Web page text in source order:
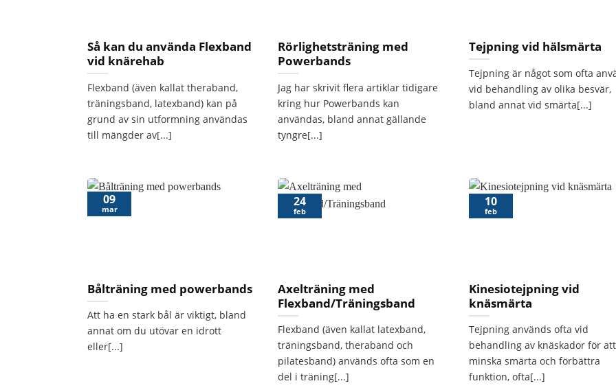
Så kan du använda Flexband
vid knärehab
Flexband (även kallat theraband,
träningsband, latexband) kan på
grund av sin utformning användas
till mängder av[...]
Rörlighetsträning med
Powerbands
Jag har skrivit flera artiklar tidigare
kring hur Powerbands kan
användas, bland annat gällande
tyngre[...]
Tejpning vid hälsmärta
Tejpning är något som ofta
vid behandling av olika besvär,
bland annat vid smärta[...]
Bålträning med powerbands
Att ha en stark bål är viktigt, bland
annat om du utövar en idrott
eller[...]
09
mar
Axelträning med
Flexband/Träningsband
Flexband (även kallat latexband,
träningsband, theraband och
pilatesband) används ofta som en
del i träning[...]
24
feb
Kinesiotejpning vid
knäsmärta
Tejpning används ofta vid
behandling av knäskador för att
minska smärta och förbättra
funktion, ofta[...]
10
feb